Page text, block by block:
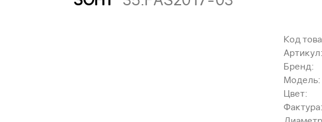
Код
Артикул:
Бренд:
Модель:
Цвет:
Фактура: